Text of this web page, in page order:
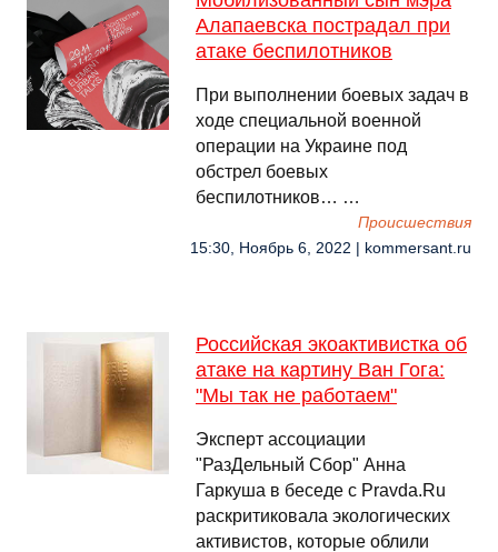
Алапаевска пострадал при
атаке беспилотников
При выполнении боевых задач в
ходе специальной военной
операции на Украине под
обстрел боевых
беспилотников… …
Происшествия
15:30, Ноябрь 6, 2022 | kommersant.ru
Российская экоактивистка об
атаке на картину Ван Гога:
"Мы так не работаем"
Эксперт ассоциации
"РазДельный Сбор" Анна
Гаркуша в беседе с Pravda.Ru
раскритиковала экологических
активистов, которые облили